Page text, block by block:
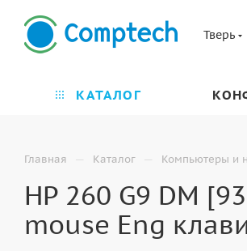
Тверь
КАТАЛОГ
Главная — Каталог — Компьютеры и
HP 260 G9 DM
mouse Eng